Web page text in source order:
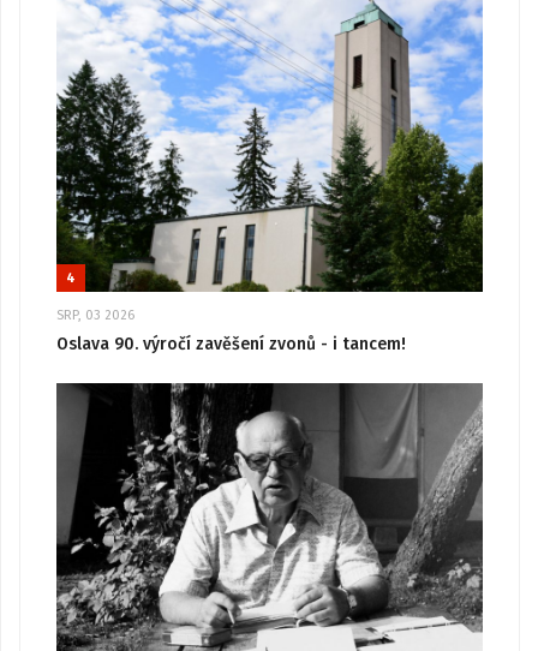
4
SRP, 03 2026
Oslava 90. výročí zavěšení zvonů - i tancem!